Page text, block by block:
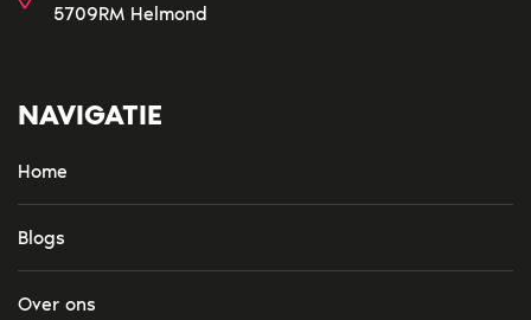
5709RM Helmond
NAVIGATIE
Home
Blogs
Over ons